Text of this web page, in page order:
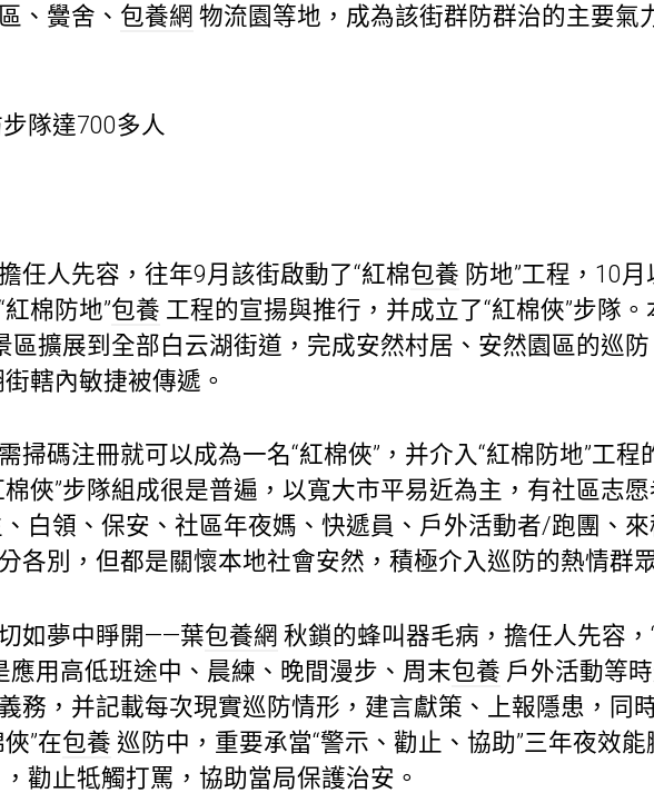
、黌舍、 包養網 物流園等地，成為該街群防群治的主要氣
隊達700多人
任人先容，往年9月該街啟動了“紅棉包養 防地”工程，10
棉防地”包養 工程的宣揚與推行，并成立了“紅棉俠”步隊。
區擴展到全部白云湖街道，完成安然村居、安然園區的巡防
轄內敏捷被傳遞。
掃碼注冊就可以成為一名“紅棉俠”，并介入“紅棉防地”工程
俠”步隊組成很是普遍，以寬大市平易近為主，有社區志愿
白領、保安、社區年夜媽、快遞員、戶外活動者/跑團、
各別，但都是關懷本地社會安然，積極介入巡防的熱情群
如夢中睜開——葉包養網 秋鎖的蜂叫器毛病，擔任人先容，
應用高低班途中、晨練、晚間漫步、周末包養 戶外活動等
務，并記載每次現實巡防情形，建言獻策、上報隱患，同
”在包養 巡防中，重要承當“警示、勸止、協助”三年夜效能
，勸止牴觸打罵，協助當局保護治安。